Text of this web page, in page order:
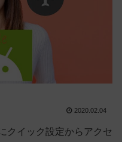
2020.02.04
クイック設定からアクセ